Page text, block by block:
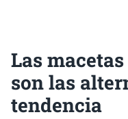
Las
son las
tendencia